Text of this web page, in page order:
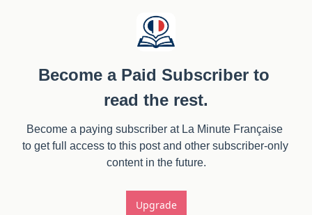
Become a Paid Subscriber to
read the rest.
Become a paying subscriber at La Minute Française
to get full access to this post and other subscriber-only
content in the future.
Upgrade